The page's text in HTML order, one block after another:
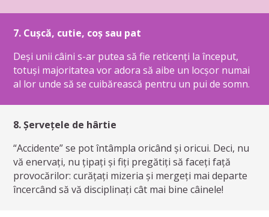
7. Cușcă, cutie, coș sau pat
Deși unii câini s-ar putea să fie reticenți la început,
totuși majoritatea vor adora să aibe un locșor numai
al lor unde să se cuibărească pentru un pui de somn.
8. Șervețele de hârtie
“Accidente” se pot întâmpla oricând și oricui. Deci, nu
vă enervați, nu țipați și fiți pregătiți să faceți față
provocărilor: curățați mizeria și mergeți mai departe
încercând să vă disciplinați cât mai bine câinele!